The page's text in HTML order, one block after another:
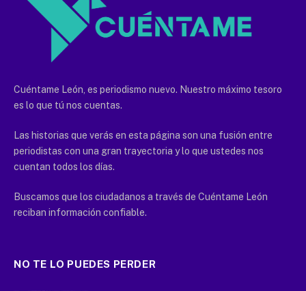
Cuéntame León, es periodismo nuevo. Nuestro máximo tesoro
es lo que tú nos cuentas.
Las historias que verás en esta página son una fusión entre
periodistas con una gran trayectoria y lo que ustedes nos
cuentan todos los días.
Buscamos que los ciudadanos a través de Cuéntame León
reciban información confiable.
NO TE LO PUEDES PERDER